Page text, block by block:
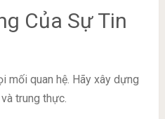
Của Sự Tin
mối quan hệ. Hãy xây dựng
trung thực.